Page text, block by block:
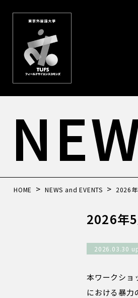
HOME NEWS and EVENTS 2026
2026年
2026.03.30
本ワークショ
における暴力